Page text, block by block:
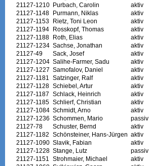
21127-1210 Purbach, Carolin
aktiv
21127-1148 Purmann, Niklas
aktiv
21127-1153 Rietz, Toni Leon
aktiv
21127-1194 Rosskopf, Thomas
aktiv
21127-1188 Roth, Elias
aktiv
21127-1234 Sachse, Jonathan
aktiv
21127-49
Sack, Josef
aktiv
21127-1204 Salihe-Farmer, Sadu
aktiv
21127-1227 Samofalov, Daniel
aktiv
21127-1181
Satzinger, Ralf
aktiv
21127-1128 Schiebel, Artur
aktiv
21127-1187 Schlack, Heinrich
aktiv
21127-1185 Schlierf, Christian
aktiv
21127-1084 Schmidt, Arno
aktiv
21127-1236 Schommen, Mario
passiv
21127-78
Schuster, Bernd
aktiv
21127-1182 Schönsteiner, Hans-Jürgen aktiv
21127-1090 Slavik, Fabian
aktiv
21127-1228 Stange, Lutz
passiv
21127-1151
Strohmaier, Michael
aktiv